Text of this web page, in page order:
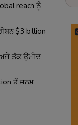
reach ਨੂੰ
$3 billion
ਅਜੇ ਤੱਕ ਉਮੀਦ
ਤੋਂ ਜਨਮ